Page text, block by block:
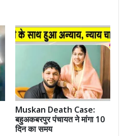
Muskan Death Case:
बहुअकबरपुर पंचायत ने मांगा 10
दिन का समय